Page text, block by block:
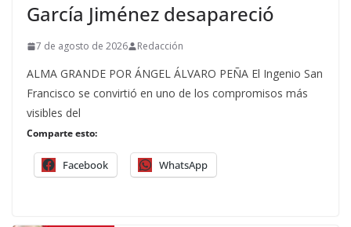
García Jiménez desapareció
7 de agosto de 2026 Redacción
ALMA GRANDE POR ÁNGEL ÁLVARO PEÑA El Ingenio San
Francisco se convirtió en uno de los compromisos más
visibles del
Comparte esto:
Facebook WhatsApp